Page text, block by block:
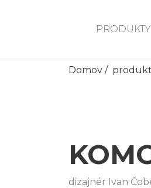
PRODUKTY
Domov /
dizajnér Ivan